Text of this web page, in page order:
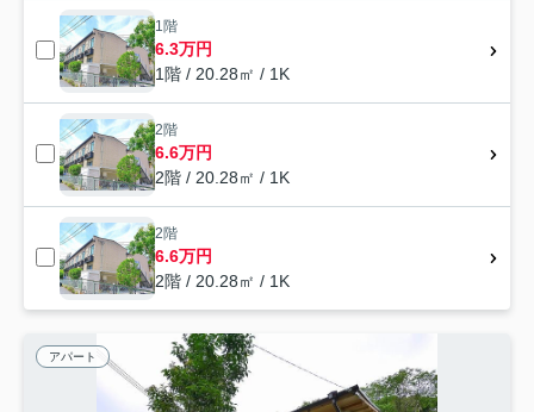
1階
6.3万円
1階 / 20.28㎡ / 1K
2階
6.6万円
2階 / 20.28㎡ / 1K
2階
6.6万円
2階 / 20.28㎡ / 1K
アパート